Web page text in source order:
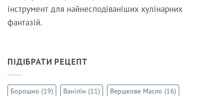
інструмент для найнесподіваніших кулінарних
фантазій.
ПІДІБРАТИ РЕЦЕПТ
Борошно (19) Ванілін (11) Вершкове Масло (16)